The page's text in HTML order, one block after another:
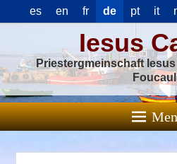
es en fr de pt it
Iesus
Priestergmeinschaft